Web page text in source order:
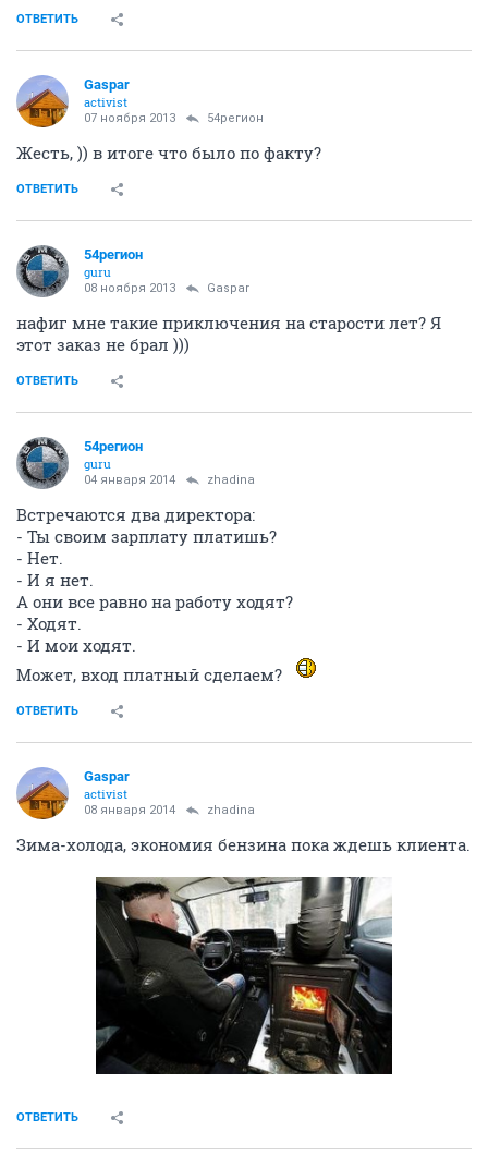
ОТВЕТИТЬ
Gaspar
activist
07 ноября 2013 54регион
Жесть, )) в итоге что было по факту?
ОТВЕТИТЬ
54регион
guru
08 ноября 2013 Gaspar
нафиг мне такие приключения на старости лет? Я
этот заказ не брал )))
ОТВЕТИТЬ
54регион
guru
04 января 2014 zhadina
Встречаются два директора:
- Ты своим зарплату платишь?
- Нет.
- И я нет.
А они все равно на работу ходят?
- Ходят.
- И мои ходят.
Может, вход платный сделаем?
ОТВЕТИТЬ
Gaspar
activist
08 января 2014 zhadina
Зима-холода, экономия бензина пока ждешь клиента.
ОТВЕТИТЬ